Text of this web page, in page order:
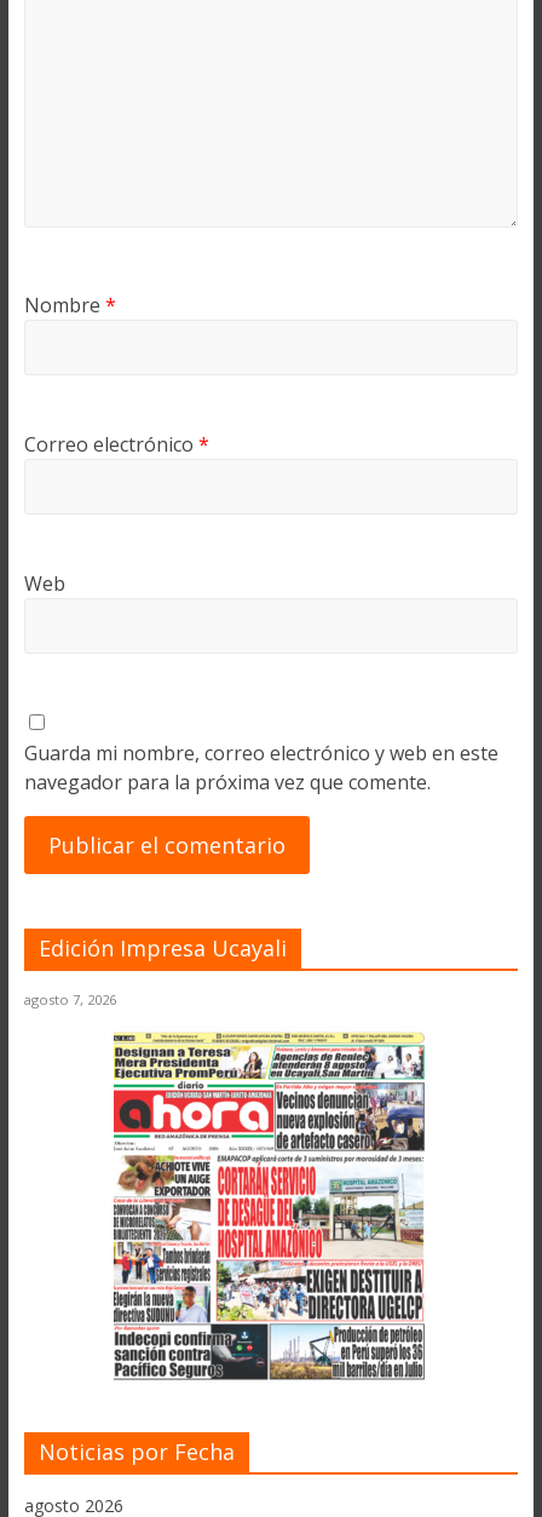
Nombre *
Correo electrónico *
Web
Guarda mi nombre, correo electrónico y web en este
navegador para la próxima vez que comente.
Edición Impresa Ucayali
agosto 7, 2026
Noticias por Fecha
agosto 2026